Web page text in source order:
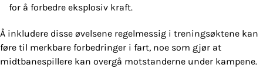
for å forbedre eksplosiv kraft.
Å inkludere disse øvelsene regelmessig i treningsøktene kan
føre til merkbare forbedringer i fart, noe som gjør at
midtbanespillere kan overgå motstanderne under kampene.